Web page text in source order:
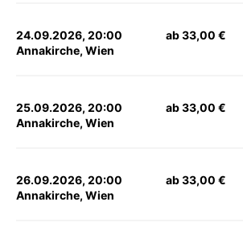
24.09.2026, 20:00
Annakirche, Wien
ab 33,00 €
25.09.2026, 20:00
Annakirche, Wien
ab 33,00 €
26.09.2026, 20:00
Annakirche, Wien
ab 33,00 €